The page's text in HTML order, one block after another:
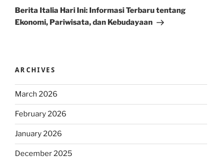
Post
Berita Italia Hari Ini: Informasi Terbaru tentang
Ekonomi, Pariwisata, dan Kebudayaan
ARCHIVES
March 2026
February 2026
January 2026
December 2025